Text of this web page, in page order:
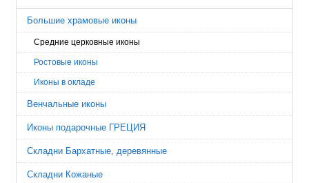
Большие храмовые иконы
Средние церковные иконы
Ростовые иконы
Иконы в окладе
Венчальные иконы
Иконы подарочные ГРЕЦИЯ
Складни Бархатные, деревянные
Складни Кожаные